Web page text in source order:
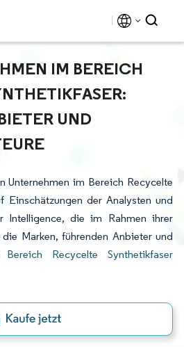
IM BEREICH
UND
Unternehmen im Bereich Recycelte
Einschätzungen der Analysten und
Intelligence, die im Rahmen ihrer
Marken, führenden Anbieter und
Bereich Recycelte Synthetikfaser